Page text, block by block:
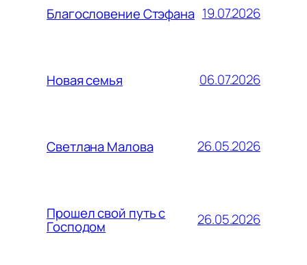
Благословение Стэфана 19.07.2026
Новая семья 06.07.2026
Светлана Малова 26.05.2026
Прошел свой путь с
Господом 26.05.2026